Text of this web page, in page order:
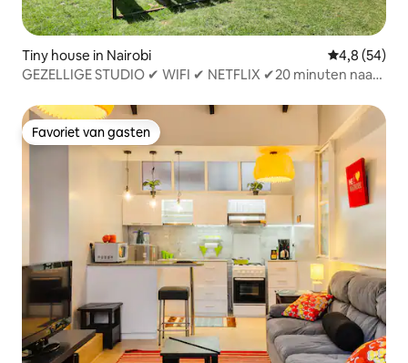
Tiny house in Nairobi Gemiddelde
4,8 (54)
GEZELLIGE STUDIO ✔ WIFI ✔ NETFLIX ✔20 minuten naar
Favoriet van gasten
Favoriet van gasten